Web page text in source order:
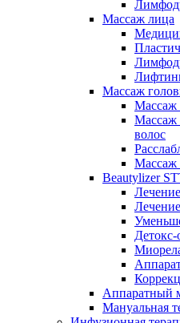
Массаж лица
Массаж
Массаж
Массаж
волос
Beautylizer
Аппаратный
Мануальная